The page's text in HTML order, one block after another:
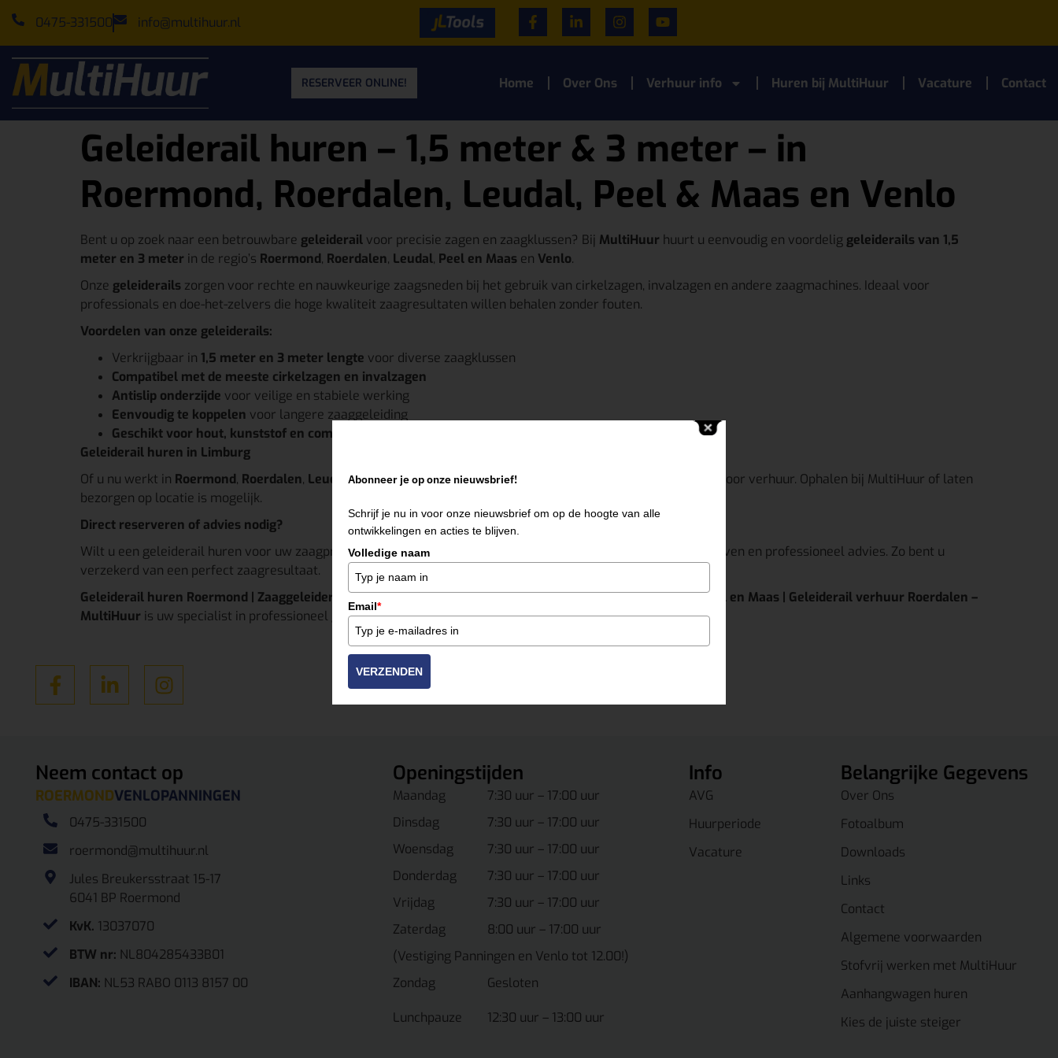
0475-331500 info@multihuur.nl
RESERVEER ONLINE! Home Over Ons Verhuur info Huren bij MultiHuur Vacature Contact
Geleiderail huren – 1,5 meter & 3 meter – in
Roermond, Roerdalen, Leudal, Peel & Maas en Venlo
Bent u op zoek naar een betrouwbare geleiderail voor precisie zagen en zaagklussen? Bij MultiHuur huurt u eenvoudig en voordelig geleiderails van 1,5
meter en 3 meter in de regio’s Roermond, Roerdalen, Leudal, Peel en Maas en Venlo.
Onze geleiderails zorgen voor rechte en nauwkeurige zaagsneden bij het gebruik van cirkelzagen, invalzagen en andere zaagmachines. Ideaal voor
professionals en doe-het-zelvers die hoge kwaliteit zaagresultaten willen behalen zonder fouten.
Voordelen van onze geleiderails:
Verkrijgbaar in 1,5 meter en 3 meter lengte voor diverse zaagklussen
Compatibel met de meeste cirkelzagen en invalzagen
Antislip onderzijde voor veilige en stabiele werking
Eenvoudig te koppelen voor langere zaaggeleiding
Geschikt voor hout, kunststof en composietmaterialen
Geleiderail huren in Limburg
Of u nu werkt in Roermond, Roerdalen, Leudal ,Peel & MaasofVenlo, onze geleiderails zijn direct beschikbaar voor verhuur. Ophalen bij MultiHuur of laten
bezorgen op locatie is mogelijk.
Direct reserveren of advies nodig?
Wilt u een geleiderail huren voor uw zaagproject? Neem contact op met
voor beschikbaarheid, tarieven en professioneel advies. Zo bent u
verzekerd van een perfect zaagresultaat.
Geleiderail huren Roermond | Zaaggeleider Venlo | Geleiderail 3 meter Leudal | Zaagmachine accessoires Peel en Maas | Geleiderail verhuur Roerdalen –
MultiHuur is uw specialist in professioneel gereedschap in Limburg!
Neem contact op
ROERMONDVENLOPANNINGEN
0475-331500
roermond@multihuur.nl
Jules Breukersstraat 15-17
6041 BP Roermond
KvK. 13037070
BTW nr: NL804285433B01
IBAN: NL53 RABO 0113 8157 00
Openingstijden
Maandag
7:30 uur – 17:00 uur
Dinsdag
7:30 uur – 17:00 uur
Woensdag
7:30 uur – 17:00 uur
Donderdag
7:30 uur – 17:00 uur
Vrijdag
7:30 uur – 17:00 uur
Zaterdag
8:00 uur – 17:00 uur
(Vestiging Panningen en Venlo tot 12.00!)
Zondag
Gesloten
Lunchpauze 12:30 uur – 13:00 uur
Info
AVG
Huurperiode
Vacature
Belangrijke Gegevens
Over Ons
Fotoalbum
Downloads
Links
Contact
Algemene voorwaarden
Stofvrij werken met MultiHuur
Aanhangwagen huren
Kies de juiste steiger
Abonneer je op onze nieuwsbrief!
Schrijf je nu in voor onze nieuwsbrief om op de hoogte van alle
ontwikkelingen en acties te blijven.
Volledige naam
Email*
VERZENDEN